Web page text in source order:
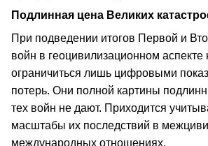
Подлинная цена Великих
При подведении итогов Первой и
войн в геоцивилизационном аспекте
ограничиться лишь цифровыми
потерь. Они полной картины
тех войн не дают. Приходится
масштабы их последствий в
международных отношениях.